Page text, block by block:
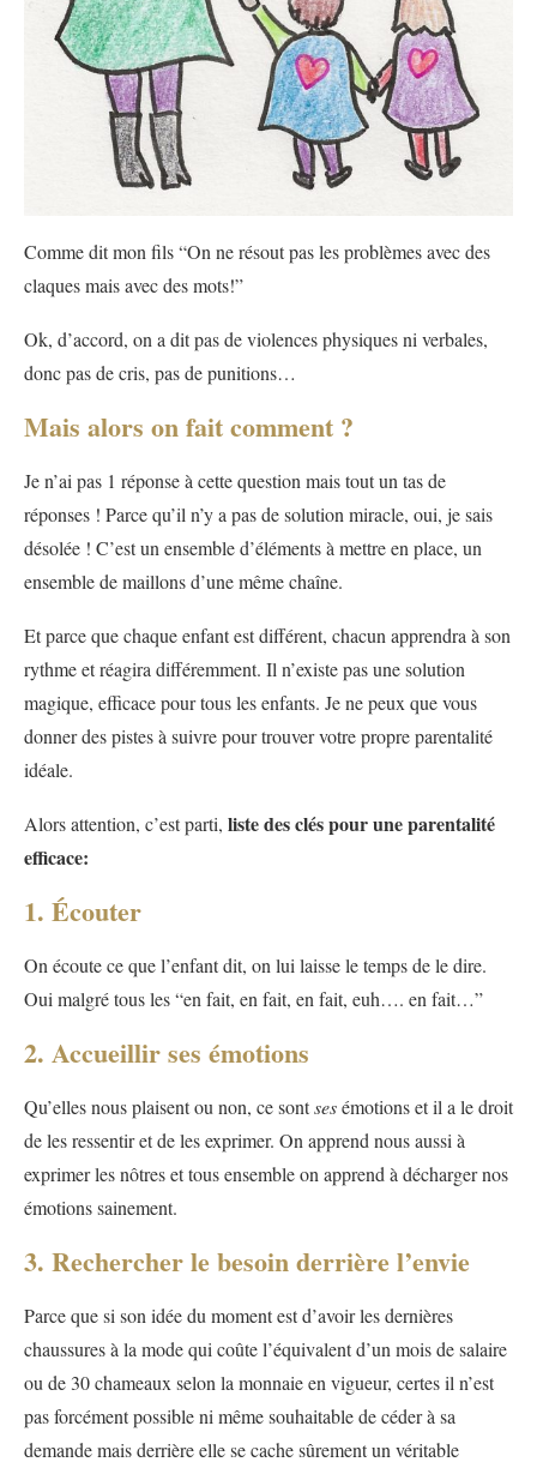
Comme dit mon fils “On ne résout pas les problèmes avec des
claques mais avec des mots!”
Ok, d’accord, on a dit pas de violences physiques ni verbales,
donc pas de cris, pas de punitions…
Mais alors on fait comment ?
Je n’ai pas 1 réponse à cette question mais tout un tas de
réponses ! Parce qu’il n’y a pas de solution miracle, oui, je sais
désolée ! C’est un ensemble d’éléments à mettre en place, un
ensemble de maillons d’une même chaîne.
Et parce que chaque enfant est différent, chacun apprendra à son
rythme et réagira différemment. Il n’existe pas une solution
magique, efficace pour tous les enfants. Je ne peux que vous
donner des pistes à suivre pour trouver votre propre parentalité
idéale.
Alors attention, c’est parti, liste des clés pour une parentalité
efficace:
1. Écouter
On écoute ce que l’enfant dit, on lui laisse le temps de le dire.
Oui malgré tous les “en fait, en fait, en fait, euh…. en fait…”
2. Accueillir ses émotions
Qu’elles nous plaisent ou non, ce sontsesémotions et il a le droit
de les ressentir et de les exprimer. On apprend nous aussi à
exprimer les nôtres et tous ensemble on apprend à décharger nos
émotions sainement.
3. Rechercher le besoin derrière l’envie
Parce que si son idée du moment est d’avoir les dernières
chaussures à la mode qui coûte l’équivalent d’un mois de salaire
ou de 30 chameaux selon la monnaie en vigueur, certes il n’est
pas forcément possible ni même souhaitable de céder à sa
demande mais derrière elle se cache sûrement un véritable